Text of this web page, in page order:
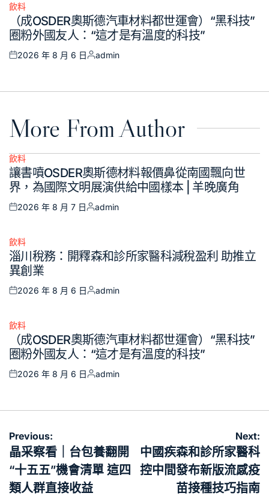
Posted
飲料
（成OSDER奧斯德汽車材料都世運會）“黑科技”
圈粉外國友人：“這才是有溫度的科技”
Posted
2026 年 8 月 6 日
Posted
admin
More From Author
Posted
in
飲料
讓書噴OSDER奧斯德材料報價鼻從南國飄向世
界，為國際文明展演供給中國樣本 | 羊晚廣角
Posted
2026 年 8 月 7 日
Posted
admin
Posted
in
飲料
淄川稅務：開釋森和診所家醫科減稅盈利 助推立
異創業
Posted
2026 年 8 月 6 日
Posted
admin
Posted
飲料
（成OSDER奧斯德汽車材料都世運會）“黑科技”
圈粉外國友人：“這才是有溫度的科技”
Posted
2026 年 8 月 6 日
Posted
admin
文
章
導
覽
Previous:
晶采察看｜台包養翻開
“十五五”機會清單 這四
類人群直接收益
Next:
中國疾森和診所家醫科
控中間發布新版流感疫
苗接種技巧指南